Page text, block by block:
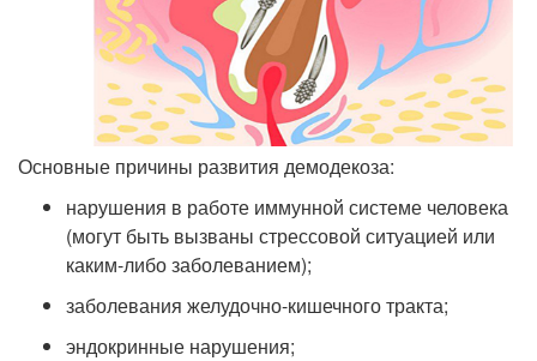
Основные причины развития демодекоза:
нарушения в работе иммунной системе человека
(могут быть вызваны стрессовой ситуацией или
каким-либо заболеванием);
заболевания желудочно-кишечного тракта;
эндокринные нарушения;